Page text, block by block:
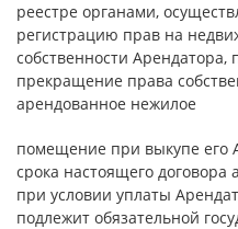
реестре органами,
регистрацию прав на
собственности Арендатора,
прекращение права
арендованное нежилое
помещение при выкупе его
срока настоящего
при условии уплаты
подлежит обязательной